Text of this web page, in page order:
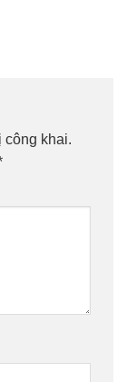
công khai.